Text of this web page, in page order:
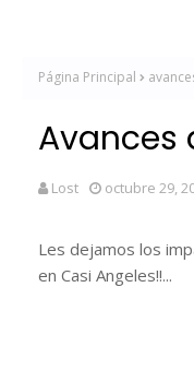
Página Principal
Avances
Lost octubre 29,
Les dejamos los
en Casi Angeles!!...